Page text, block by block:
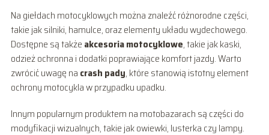
Na giełdach motocyklowych można znaleźć różnorodne części,
takie jak silniki, hamulce, oraz elementy układu wydechowego.
Dostępne są także akcesoria motocyklowe, takie jak kaski,
odzież ochronna i dodatki poprawiające komfort jazdy. Warto
zwrócić uwagę na crash pady, które stanowią istotny element
ochrony motocykla w przypadku upadku.
Innym popularnym produktem na motobazarach są części do
modyfikacji wizualnych, takie jak owiewki, lusterka czy lampy.